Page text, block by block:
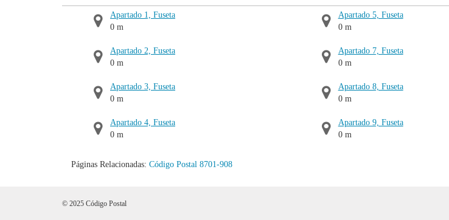
Apartado 1, Fuseta
0 m
Apartado 2, Fuseta
0 m
Apartado 3, Fuseta
0 m
Apartado 4, Fuseta
0 m
Apartado 5, Fuseta
0 m
Apartado 7, Fuseta
0 m
Apartado 8, Fuseta
0 m
Apartado 9, Fuseta
0 m
Páginas Relacionadas: Código Postal 8701-908
© 2025 Código Postal